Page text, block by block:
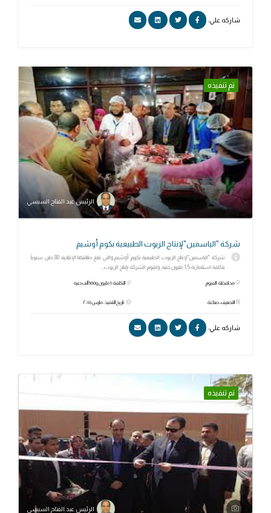
شاركه علي:
تم تنفيذه
الرئيس عبد الفتاح السيسي
شركة "الياسمين"لإنتاج الزيوت الطبيعية بكوم أوشيم
شركة "الياسمين"لإنتاج الزيوت الطبيعية بكوم أوشيم والتي تبلغ طاقتها الإنتاجية 80 طن سنوياً
بتكلفة استثمارية 1,5 مليون جنيه, وتقوم الشركة بإنتاج الزيوت...
محافظة: الفيوم
التصنيف: صناعة
التكلفة: 1 مليون و500 ألف جنيه
تاريخ التنفيذ: مارس ٢٠١٥
شاركه علي:
تم تنفيذه
الرئيس عبد الفتاح السيسي